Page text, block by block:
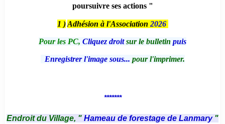
poursuivre ses actions "
1 ) Adhésion à l'Association 2026
Pour les PC, Cliquez droitsur le bulletin puis
Enregistrer l'image sous... pour l'imprimer.
*******
Endroit du Village, " Hameau de forestage de Lanmary "